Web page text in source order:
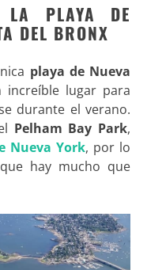
LA PLAYA DE
DEL BRONX
playa de Nueva
lugar para
durante el verano.
Pelham Bay Park,
Nueva York, por lo
hay mucho que